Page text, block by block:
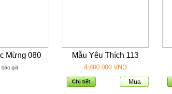
Mừng 080
báo giá
Mẫu Yêu Thích 113
4.800.000 VND
Chi tiết